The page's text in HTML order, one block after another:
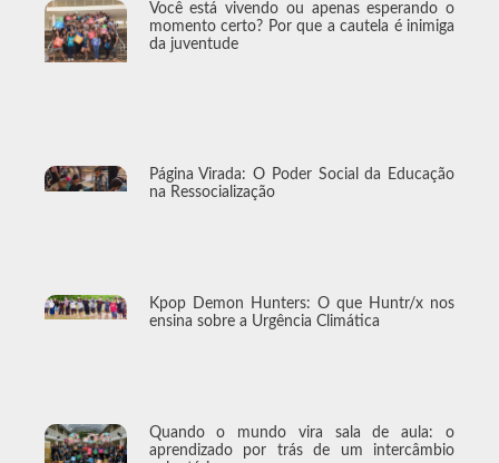
Você está vivendo ou apenas esperando o
momento certo? Por que a cautela é inimiga
da juventude
Página Virada: O Poder Social da Educação
na Ressocialização
Kpop Demon Hunters: O que Huntr/x nos
ensina sobre a Urgência Climática
Quando o mundo vira sala de aula: o
aprendizado por trás de um intercâmbio